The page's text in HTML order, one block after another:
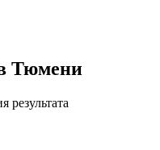
Тюмени
результата